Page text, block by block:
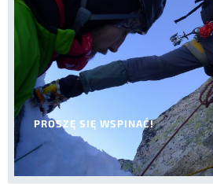
PROSZĘ SIĘ WSPINAĆ!